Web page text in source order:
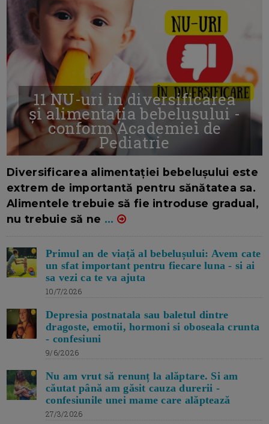
11 NU-uri in diversificarea
și alimentația bebelușului -
conform Academiei de
Pediatrie
Diversificarea alimentației bebelușului este
extrem de importantă pentru sănătatea sa.
Alimentele trebuie să fie introduse gradual,
nu trebuie să ne ...
Primul an de viață al bebelușului: Avem cate
un sfat important pentru fiecare luna - si ai
sa vezi ca te va ajuta
10/7/2026
Depresia postnatala sau baletul dintre
dragoste, emotii, hormoni si oboseala crunta
- confesiuni
9/6/2026
Nu am vrut să renunț la alăptare. Si am
căutat până am găsit cauza durerii -
confesiunile unei mame care alăptează
27/3/2026